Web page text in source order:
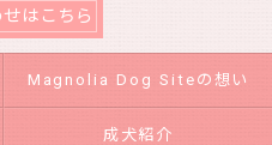
はこちら
Magnolia Dog Siteの想い
成犬紹介